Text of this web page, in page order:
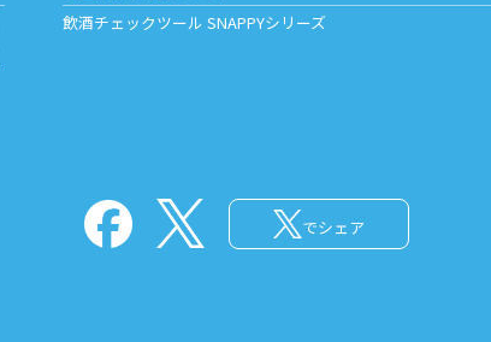
飲酒チェックツール SNAPPYシリーズ
でシェア